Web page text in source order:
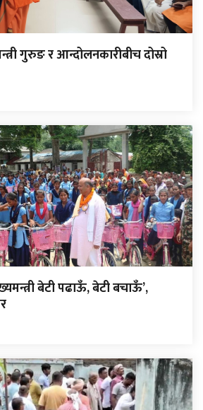
गुरुङ र आन्दोलनकारीबीच दोस्रो
बेटी पढाऊँ, बेटी बचाऊँ’,